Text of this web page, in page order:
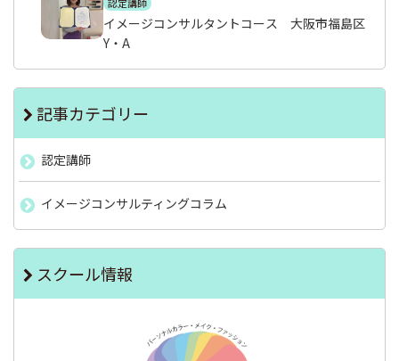
イメージコンサルタントコース 大阪市福島区
Y・A
記事カテゴリー
認定講師
イメージコンサルティングコラム
スクール情報